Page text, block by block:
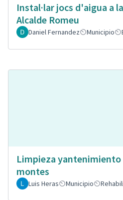
Instal·lar jocs d'aigua a
Alcalde Romeu
Daniel Fernandez Municipio
Limpieza yantenimiento
montes
Luis Heras Municipio